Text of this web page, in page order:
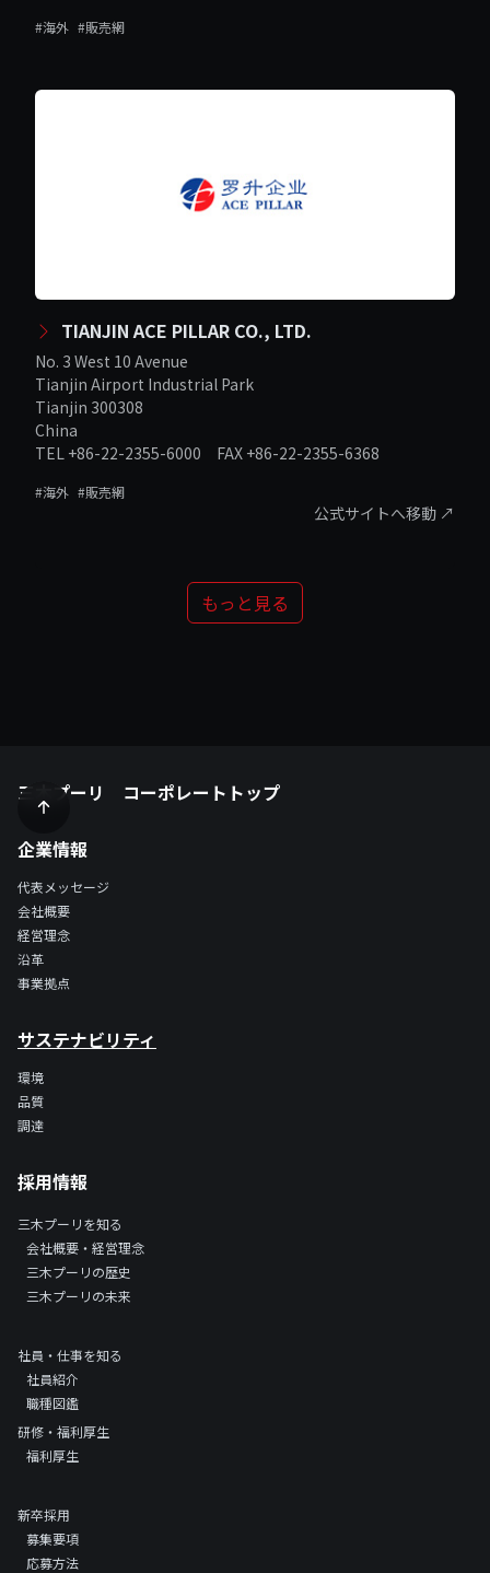
#海外 #販売網
TIANJIN ACE PILLAR CO., LTD.
No. 3 West 10 Avenue
Tianjin Airport Industrial Park
Tianjin 300308
China
TEL +86-22-2355-6000 FAX +86-22-2355-6368
#海外 #販売網
公式サイトへ移動 ↗
もっと見る
三木プーリ コーポレートトップ
企業情報
代表メッセージ
会社概要
経営理念
沿革
事業拠点
サステナビリティ
環境
品質
調達
採用情報
三木プーリを知る
会社概要・経営理念
三木プーリの歴史
三木プーリの未来
社員・仕事を知る
社員紹介
職種図鑑
研修・福利厚生
福利厚生
新卒採用
募集要項
応募方法